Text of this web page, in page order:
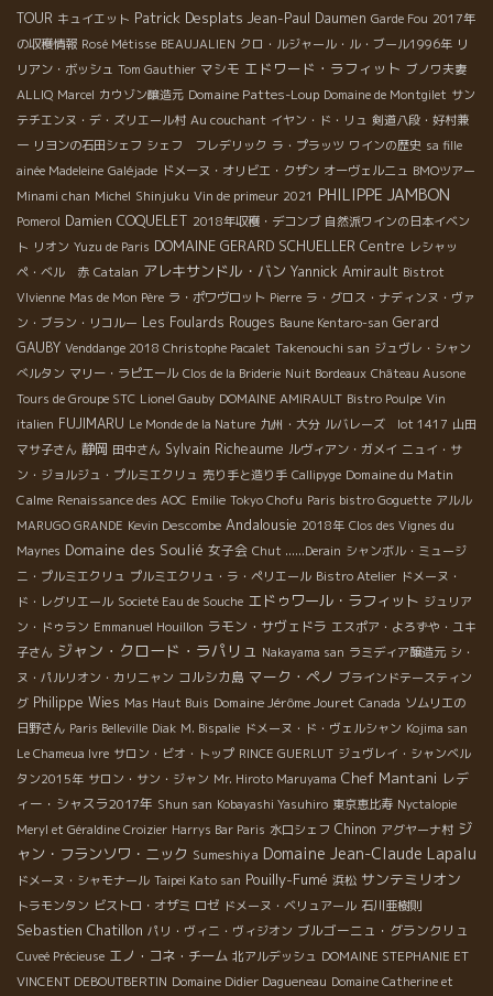
TOUR キュイエット Patrick Desplats Jean-Paul Daumen Garde Fou 2017年
の収穫情報 Rosé Métisse BEAUJALIEN クロ・ルジャール・ル・ブール1996年 リ
リアン・ボッシュ Tom Gauthier マシモ エドワード・ラフィット ブノワ夫妻
ALLIQ Marcel カウゾン醸造元 Domaine Pattes-Loup Domaine de Montgilet サン
テチエンヌ・デ・ズリエール村 Au couchant イヤン・ド・リュ 剣道八段・好村兼
一 リヨンの石田シェフ シェフ フレデリック ラ・プラッツ ワインの歴史 sa fille
ainée Madeleine Galéjade ドメーヌ・オリビエ・クザン オーヴェルニュ BMOツアー
Minami chan Michel Shinjuku Vin de primeur 2021 PHILIPPE JAMBON
Pomerol Damien COQUELET 2018年収穫・デコンブ 自然派ワインの日本イベン
ト リオン Yuzu de Paris DOMAINE GERARD SCHUELLER Centre レシャッ
ペ・ベル 赤 Catalan アレキサンドル・バン Yannick Amirault Bistrot
VIvienne Mas de Mon Père ラ・ポワヴロット Pierre ラ・グロス・ナディンヌ・ヴァ
ン・ブラン・リコルー Les Foulards Rouges Baune Kentaro-san Gerard
GAUBY Venddange 2018 Christophe Pacalet Takenouchi san ジュヴレ・シャン
べルタン マリー・ラピエール Clos de la Briderie Nuit Bordeaux Château Ausone
Tours de Groupe STC Lionel Gauby DOMAINE AMIRAULT Bistro Poulpe Vin
italien FUJIMARU Le Monde de la Nature 九州・大分 ルバレーズ lot 1417 山田
マサ子さん 静岡 田中さん Sylvain Richeaume ルヴィアン・ガメイ ニュイ・サ
ン・ジョルジュ・プルミエクリュ 売り手と造り手 Callipyge Domaine du Matin
Calme Renaissance des AOC Emilie Tokyo Chofu Paris bistro Goguette アルル
MARUGO GRANDE Kevin Descombe Andalousie 2018年 Clos des Vignes du
Maynes Domaine des Soulié 女子会 Chut ......Derain シャンボル・ミュージ
ニ・プルミエクリュ プルミエクリュ・ラ・ペリエール Bistro Atelier ドメーヌ・
ド・レグリエール Societé Eau de Souche エドゥワール・ラフィット ジュリア
ン・ドゥラン Emmanuel Houillon ラモン・サヴェドラ エスポア・よろずや・ユキ
子さん ジャン・クロード・ラパリュ Nakayama san ラミディア醸造元 シ・
ヌ・パルリオン・カリニャン コルシカ島 マーク・ペノ ブラインドテースティン
グ Philippe Wies Mas Haut Buis Domaine Jérôme Jouret Canada ソムリエの
日野さん Paris Belleville Diak M. Bispalie ドメーヌ・ド・ヴェルシャン Kojima san
Le Chameua Ivre サロン・ビオ・トップ RINCE GUERLUT ジュヴレイ・シャンベル
タン2015年 サロン・サン・ジャン Mr. Hiroto Maruyama Chef Mantani レデ
ィー・シャスラ2017年 Shun san Kobayashi Yasuhiro 東京恵比寿 Nyctalopie
Meryl et Géraldine Croizier Harrys Bar Paris 水口シェフ Chinon アグヤーナ村 ジ
ャン・フランソワ・ニック Sumeshiya Domaine Jean-Claude Lapalu
ドメーヌ・シャモナール Taipei Kato san Pouilly-Fumé 浜松 サンテミリオン
トラモンタン ビストロ・オザミ ロゼ ドメーヌ・ベリュアール 石川亜樹則
Sebastien Chatillon パリ・ヴィニ・ヴィジオン ブルゴーニュ・グランクリュ
Cuveé Précieuse エノ・コネ・チーム 北アルデッシュ DOMAINE STEPHANIE ET
VINCENT DEBOUTBERTIN Domaine Didier Dagueneau Domaine Catherine et